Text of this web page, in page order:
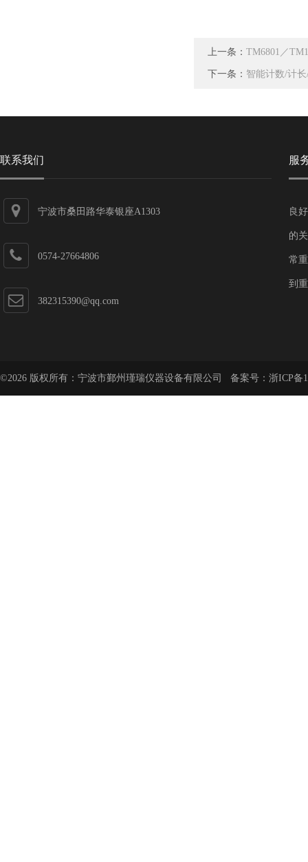
上一条： TM6801／
下一条： 智能计数/计
联系我们
宁波市桑田路华泰银座A1303
0574-27664806
382315390@qq.com
服
良
的
常
到
©2026 版权所有：宁波市鄞州瑾瑞仪器设备有限公司 备案号： 浙ICP备